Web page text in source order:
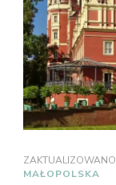
MAŁOPOLSKA